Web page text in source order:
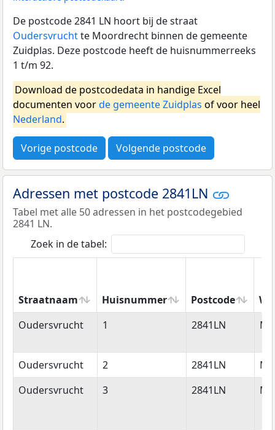
De postcode 2841 LN hoort bij de straat
Oudersvruchtte Moordrecht binnen de gemeente
Zuidplas. Deze postcode heeft de huisnummerreeks
1 t/m 92.
Download de postcodedata in handige Excel
documenten voorde gemeente Zuidplas of voor heel
Nederland.
Vorige postcode Volgende postcode
Adressen met postcode 2841LN
Tabel met alle 50 adressen in het postcodegebied
2841 LN.
Zoek in de tabel:
Straatnaam Huisnummer Postcode
Straatnaam
Huisnummer Postcode
Oudersvrucht 1 2841LN
Oudersvrucht 2 2841LN
Oudersvrucht
3 2841LN